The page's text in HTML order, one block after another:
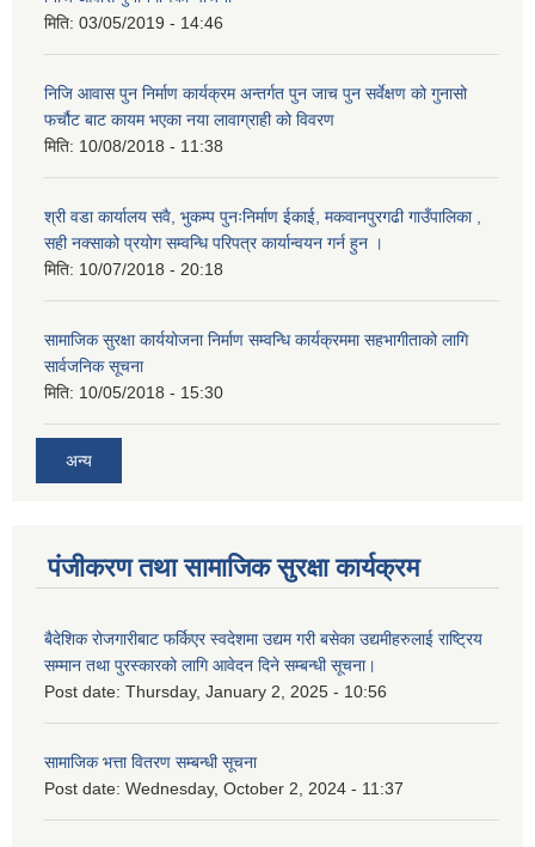
मिति: 03/05/2019 - 14:46
निजि आवास पुन निर्माण कार्यक्रम अन्तर्गत पुन जाच पुन सर्वेक्षण को गुनासो
फर्चौट बाट कायम भएका नया लावाग्राही को विवरण
मिति: 10/08/2018 - 11:38
श्री वडा कार्यालय सवै, भुकम्प पुनःनिर्माण ईकाई, मकवानपुरगढी गाउँपालिका ,
सही नक्साको प्रयोग सम्वन्धि परिपत्र कार्यान्वयन गर्न हुन ।
मिति: 10/07/2018 - 20:18
सामाजिक सुरक्षा कार्ययोजना निर्माण सम्वन्धि कार्यक्रममा सहभागीताको लागि
सार्वजनिक सूचना
मिति: 10/05/2018 - 15:30
अन्य
पंजीकरण तथा सामाजिक सुरक्षा कार्यक्रम
बैदेशिक रोजगारीबाट फर्किएर स्वदेशमा उद्यम गरी बसेका उद्यमीहरुलाई राष्‍ट्रिय
सम्मान तथा पुरस्कारको लागि आवेदन दिने सम्बन्धी सूचना।
Post date: Thursday, January 2, 2025 - 10:56
सामाजिक भत्ता वितरण सम्बन्धी सूचना
Post date: Wednesday, October 2, 2024 - 11:37